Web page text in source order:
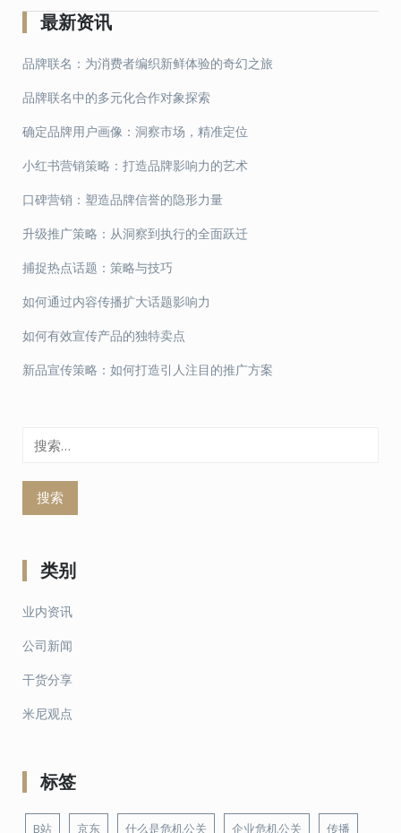
航最新资讯
品牌联名：为消费者编织新鲜体验的奇幻之旅
品牌联名中的多元化合作对象探索
确定品牌用户画像：洞察市场，精准定位
小红书营销策略：打造品牌影响力的艺术
口碑营销：塑造品牌信誉的隐形力量
升级推广策略：从洞察到执行的全面跃迁
捕捉热点话题：策略与技巧
如何通过内容传播扩大话题影响力
如何有效宣传产品的独特卖点
新品宣传策略：如何打造引人注目的推广方案
类别
业内资讯
公司新闻
干货分享
米尼观点
标签
B站 京东 什么是危机公关 企业危机公关 传播